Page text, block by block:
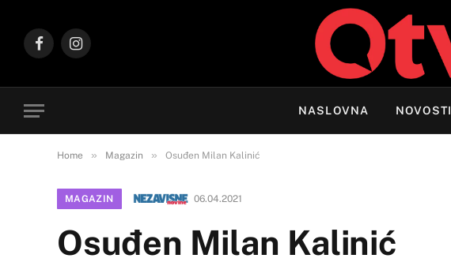
FacebookInstagram
NASLOVNA NOVOSTI
Home » Magazin » Osuđen Milan Kalinić
MAGAZIN 06.04.2021
Osuđen Milan Kalinić